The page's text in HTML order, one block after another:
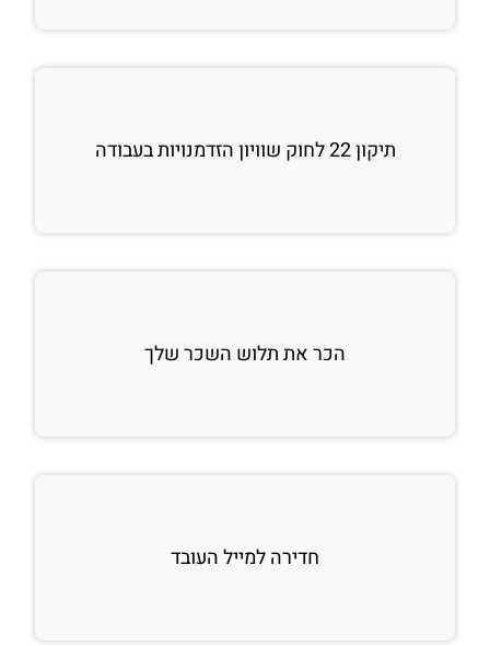
תיקון 22 לחוק שוויון הזדמנויות בעבודה
הכר את תלוש השכר שלך
חדירה למייל העובד